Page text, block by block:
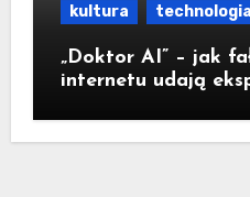
kultura technologia
„Doktor AI” – jak
internetu udają